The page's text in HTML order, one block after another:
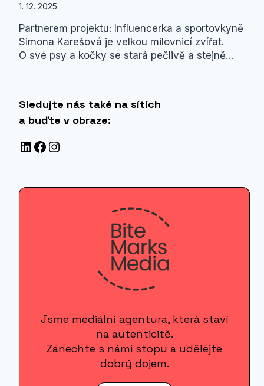
1. 12. 2025
Partnerem projektu: Influencerka a sportovkyně
Simona Karešová je velkou milovnicí zvířat.
O své psy a kočky se stará pečlivě a stejně…
Sledujte nás také na sítích
a buďte v obraze:
LinkedIn
Facebook
Instagram
Jsme mediální agentura, která staví
na autenticitě.
Zanechte s námi stopu a udělejte
dobrý dojem.